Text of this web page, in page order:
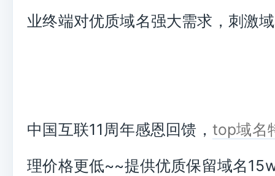
业终端对优质域名强大需求，刺激
中国互联11周年感恩回馈， top域名
理价格更低~~提供优质保留域名